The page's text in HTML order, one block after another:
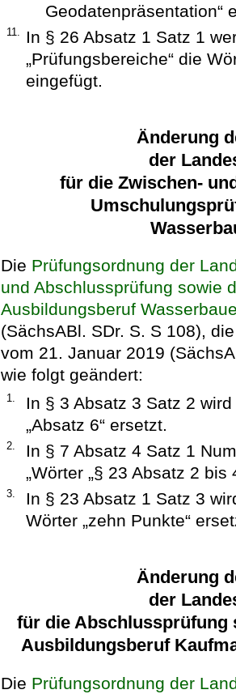
Geodatenpräsentation“
11.
In § 26 Absatz 1 Satz 1
„Prüfungsbereiche“ die
eingefügt.
Änderung
der
für die Zwischen-
Die Prüfungsordnung der
und Abschlussprüfung sowie
Ausbildungsberuf
(SächsABl. SDr. S. S 108),
vom 21. Januar 2019
wie folgt geändert:
1.
In § 3 Absatz 3 Satz 2
„Absatz 6“ ersetzt.
2.
In § 7 Absatz 4 Satz 1
„Wörter „§ 23 Absatz 2 bis
3.
In § 23 Absatz 1 Satz 3
Wörter „zehn Punkte“
Änderung
der
für die Abschlussprüfung
Ausbildungsberuf
Die Prüfungsordnung der